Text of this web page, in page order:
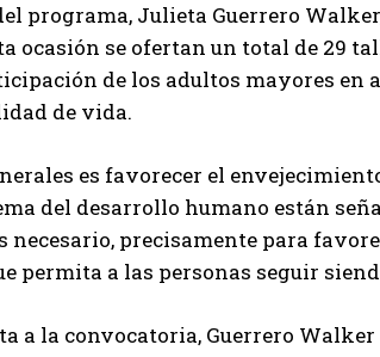
programa, Julieta Guerrero
ocasión se ofertan un total de 29
de los adultos mayores en
de vida.
es favorecer el
del desarrollo humano están
necesario, precisamente para
permita a las personas seguir
a la convocatoria, Guerrero